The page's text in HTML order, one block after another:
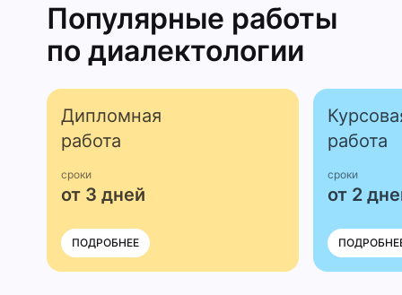
Популярные работы
по диалектологии
Дипломная
работа
сроки
от 3 дней
ПОДРОБНЕЕ
работа
сроки
от 2